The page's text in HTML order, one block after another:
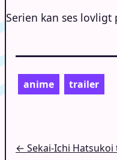
Serien kan ses lovligt
anime trailer
← Sekai-Ichi